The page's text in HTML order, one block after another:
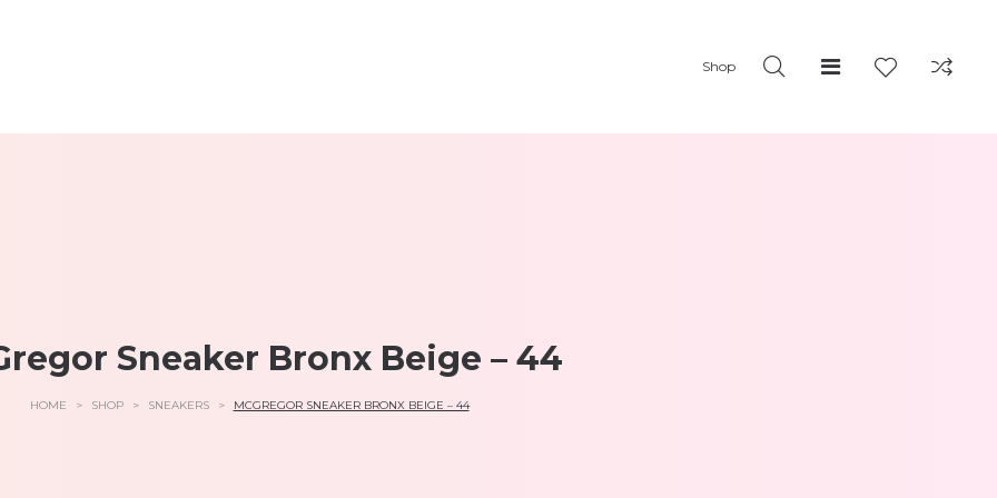
Shop
Sneaker Bronx Beige – 44
HOME > SHOP > SNEAKERS > MCGREGOR SNEAKER BRONX BEIGE – 44